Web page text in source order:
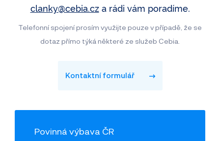
clanky@cebia.cza rádi vám poradíme.
Telefonní spojení prosím využijte pouze v případě, že se
dotaz přímo týká některé ze služeb Cebia.
Kontaktní formulář
Povinná výbava ČR